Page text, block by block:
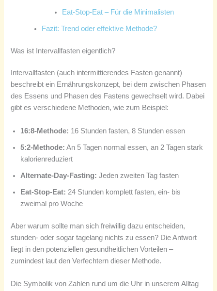
Eat-Stop-Eat – Für die Minimalisten
Fazit: Trend oder effektive Methode?
Was ist Intervallfasten eigentlich?
Intervallfasten (auch intermittierendes Fasten genannt)
beschreibt ein Ernährungskonzept, bei dem zwischen Phasen
des Essens und Phasen des Fastens gewechselt wird. Dabei
gibt es verschiedene Methoden, wie zum Beispiel:
16:8-Methode: 16 Stunden fasten, 8 Stunden essen
5:2-Methode: An 5 Tagen normal essen, an 2 Tagen stark
kalorienreduziert
Alternate-Day-Fasting: Jeden zweiten Tag fasten
Eat-Stop-Eat: 24 Stunden komplett fasten, ein- bis
zweimal pro Woche
Aber warum sollte man sich freiwillig dazu entscheiden,
stunden- oder sogar tagelang nichts zu essen? Die Antwort
liegt in den potenziellen gesundheitlichen Vorteilen –
zumindest laut den Verfechtern dieser Methode.
Die Symbolik von Zahlen rund um die Uhr in unserem Alltag